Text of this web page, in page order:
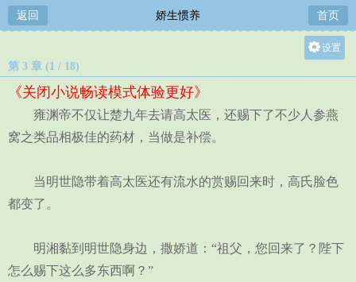
返回 娇生惯养 首页
设置
中
第 3 章 (1 / 18)
《关闭小说畅读模式体验更好》
雍渊帝不仅让楚九年去请高太医，还赐下了不少人参燕
窝之类品相极佳的药材，当做是补偿。
当明世隐带着高太医还有流水的赏赐回来时，高氏脸色
都变了。
明湘黏到明世隐身边，撒娇道：“祖父，您回来了？陛下
怎么赐下这么多东西啊？”